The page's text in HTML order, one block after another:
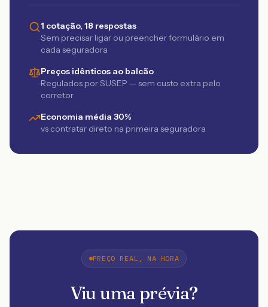
1 cotação, 18 respostas
Sem precisar ligar ou preencher formulário em
cada seguradora
Preços idênticos ao balcão
Regulados por SUSEP — sem custo extra pelo
corretor
Economia média 30%
vs contratar direto na primeira seguradora
PREÇO REAL, NA HORA
Viu uma prévia?